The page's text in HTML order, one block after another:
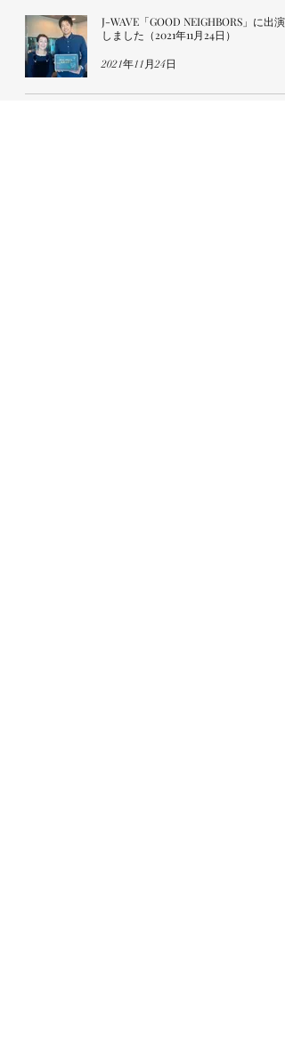
J-WAVE「GOOD NEIGHBORS」に出演
しました（2021年11月24日）
2021年11月24日